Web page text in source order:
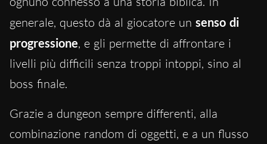
generale, questo dà al giocatore un senso di
progressione, e gli permette di affrontare i
livelli più difficili senza troppi intoppi, sino al
boss finale.
Grazie a dungeon sempre differenti, alla
combinazione random di oggetti, e a un flusso